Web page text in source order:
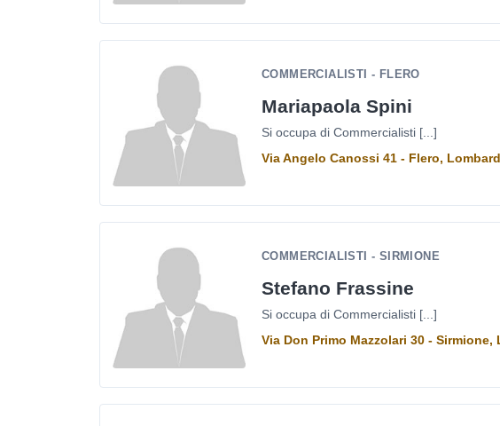
COMMERCIALISTI - FLERO
Mariapaola Spini
Si occupa di Commercialisti [...]
Via Angelo Canossi 41 - Flero,
COMMERCIALISTI - SIRMIONE
Stefano Frassine
Si occupa di Commercialisti [...]
Via Don Primo Mazzolari 30 - Sirmione,